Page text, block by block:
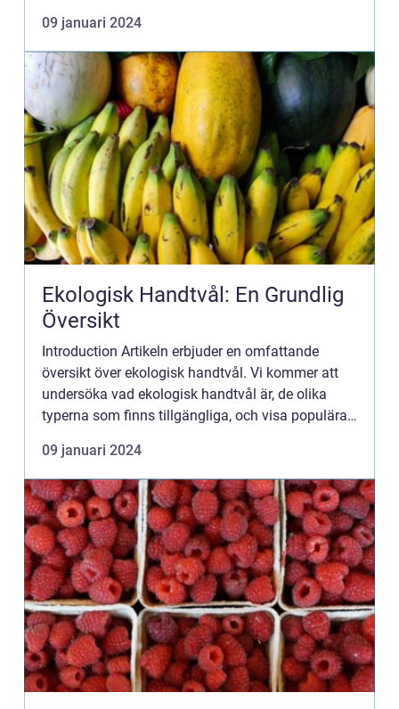
livsmed...
09 januari 2024
Ekologisk Handtvål: En Grundlig
Översikt
Introduction Artikeln erbjuder en omfattande
översikt över ekologisk handtvål. Vi kommer att
undersöka vad ekologisk handtvål är, de olika
typerna som finns tillgängliga, och visa populära
kommer vi att bely...
09 januari 2024